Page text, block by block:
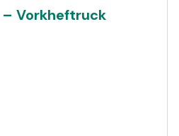
– Vorkheftruck